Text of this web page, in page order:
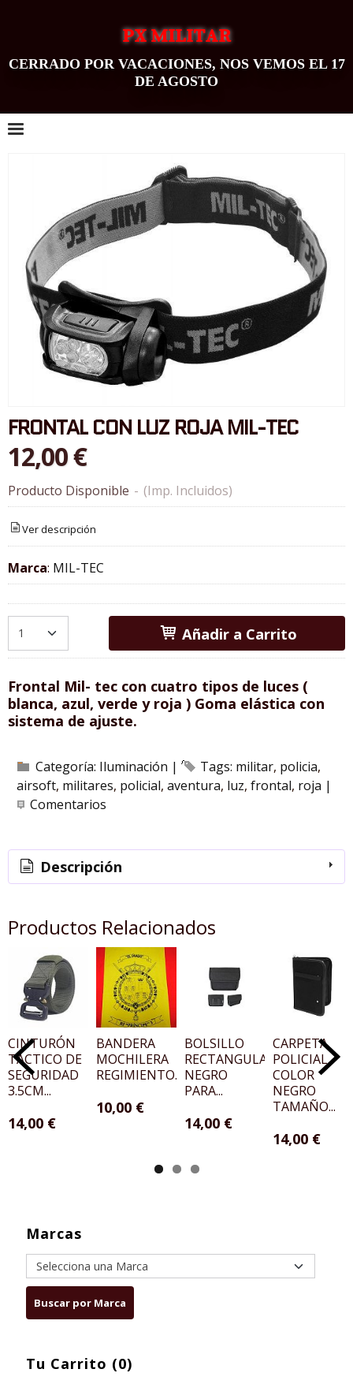
PX MILITAR
CERRADO POR VACACIONES, NOS VEMOS EL 17
DE AGOSTO
Marcas
Tu Carrito (0)
FRONTAL CON LUZ ROJA MIL-TEC
12,00 €
Producto Disponible - (Imp. Incluidos)
Ver descripción
Marca: MIL-TEC
Añadir a Carrito
Frontal Mil- tec con cuatro tipos de luces (
blanca, azul, verde y roja ) Goma elástica con
sistema de ajuste.
Categoría: Iluminación | Tags: militar policia
airsoft militares policial aventura luz frontal roja |
Comentarios
Descripción
Productos Relacionados
CINTURÓN
TÁCTICO DE
SEGURIDAD
3.5CM...
14,00 €
BANDERA
MOCHILERA
REGIMIENTO...
10,00 €
BOLSILLO
RECTANGULAR
NEGRO
PARA...
14,00 €
CARPETA
POLICIAL
COLOR
NEGRO
TAMAÑO...
14,00 €